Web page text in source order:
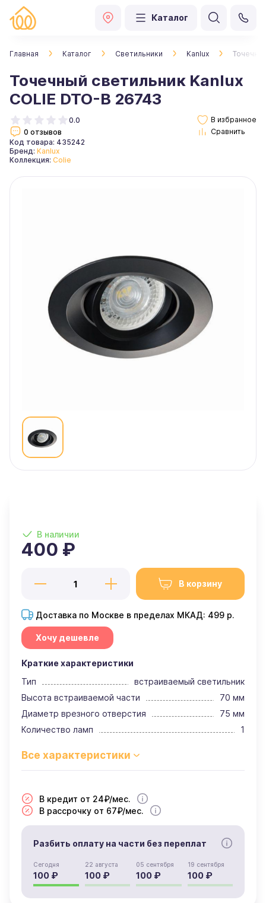
Каталог
Главная Каталог Светильники Kanlux
Точечный светильник Kanlux
COLIE DTO-B 26743
0.0
0 отзывов
Код товара: 435242
Бренд: Kanlux
Коллекция: Colie
В наличии
400 ₽
В корзину
Доставка по Москве в пределах МКАД: 499 р.
Хочу дешевле
Краткие характеристики
Тип
встраиваемый светильник
Высота встраиваемой части
70 мм
Диаметр врезного отверстия
75 мм
Количество ламп
1
В кредит от 24₽/мес.
В рассрочку от 67₽/мес.
Разбить оплату на части без переплат
Сегодня
100 ₽
22 августа
100 ₽
05 сентября
100 ₽
19 сентября
100 ₽